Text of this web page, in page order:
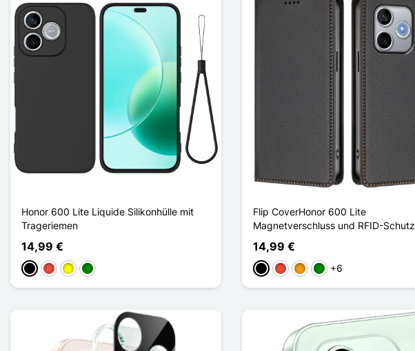
Honor 600 Lite Liquide Silikonhülle mit
Trageriemen
14,99 €
Schwarz
Rot GelbGrün
Flip CoverHonor 600 Lite
Magnetverschluss und RFID-Schutz
14,99 €
Schwarz
Rot Orange
Grün+6